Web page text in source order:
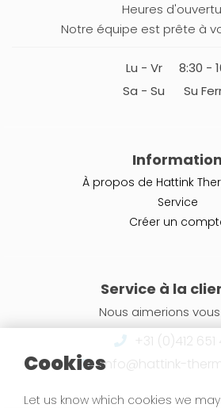
Cookies
Let us know which cookies we
Heures
Notre équipe est prête à
Lu - Vr
8:30 -
Sa - Su
Su
Information
À propos de Hattink
Service
Créer un
Service à la
Nous aimerions
+31 (0)412 651
info@hattink-